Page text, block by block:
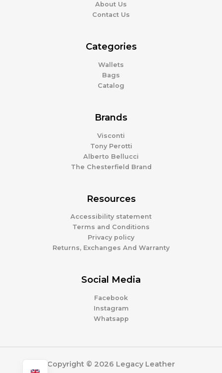
About Us
Contact Us
Categories
Wallets
Bags
Catalog
Brands
Visconti
Tony Perotti
Alberto Bellucci
The Chesterfield Brand
Resources
Accessibility statement
Terms and Conditions
Privacy policy
Returns, Exchanges And Warranty
Social Media
Facebook
Instagram
Whatsapp
Copyright © 2026 Legacy Leather